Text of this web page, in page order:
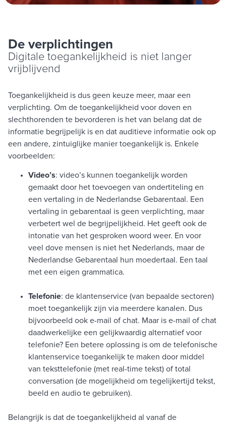
De verplichtingen
Digitale toegankelijkheid is niet langer
vrijblijvend
Toegankelijkheid is dus geen keuze meer, maar een
verplichting. Om de toegankelijkheid voor doven en
slechthorenden te bevorderen is het van belang dat de
informatie begrijpelijk is en dat auditieve informatie ook op
een andere, zintuiglijke manier toegankelijk is. Enkele
voorbeelden:
Video’s: video’s kunnen toegankelijk worden
gemaakt door het toevoegen van ondertiteling en
een vertaling in de Nederlandse Gebarentaal. Een
vertaling in gebarentaal is geen verplichting, maar
verbetert wel de begrijpelijkheid. Het geeft ook de
intonatie van het gesproken woord weer. En voor
veel dove mensen is niet het Nederlands, maar de
Nederlandse Gebarentaal hun moedertaal. Een taal
met een eigen grammatica.
Telefonie: de klantenservice (van bepaalde sectoren)
moet toegankelijk zijn via meerdere kanalen. Dus
bijvoorbeeld ook e-mail of chat. Maar is e-mail of chat
daadwerkelijke een gelijkwaardig alternatief voor
telefonie? Een betere oplossing is om de telefonische
klantenservice toegankelijk te maken door middel
van teksttelefonie (met real-time tekst) of total
conversation (de mogelijkheid om tegelijkertijd tekst,
beeld en audio te gebruiken).
Belangrijk is dat de toegankelijkheid al vanaf de